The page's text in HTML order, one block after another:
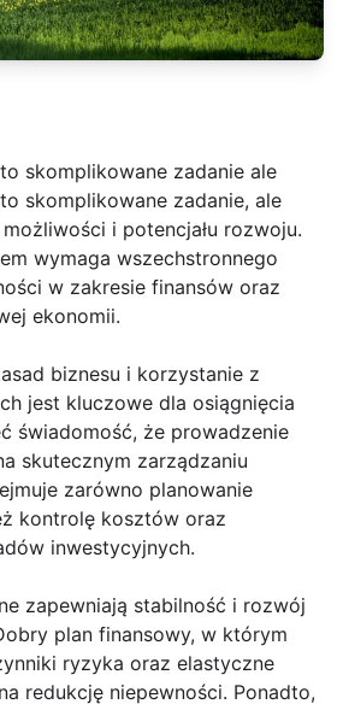
skomplikowane zadanie ale
skomplikowane zadanie, ale
możliwości i potencjału rozwoju.
wymaga wszechstronnego
w zakresie finansów oraz
ekonomii.
biznesu i korzystanie z
jest kluczowe dla osiągnięcia
świadomość, że prowadzenie
skutecznym zarządzaniu
zarówno planowanie
kontrolę kosztów oraz
inwestycyjnych.
zapewniają stabilność i rozwój
plan finansowy, w którym
ryzyka oraz elastyczne
redukcję niepewności. Ponadto,